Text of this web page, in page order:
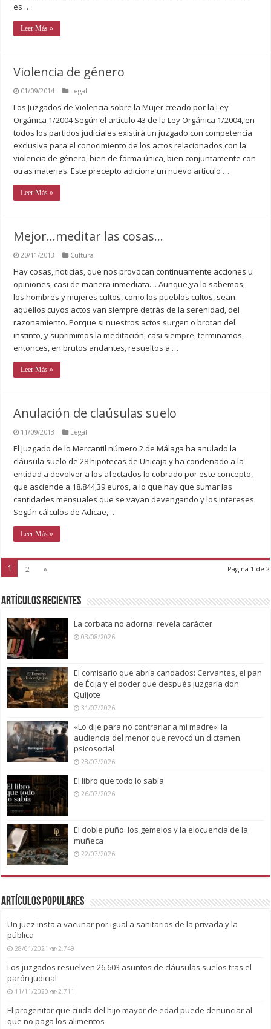
es …
Leer Más »
Violencia de género
01/09/2014 Legal
Los Juzgados de Violencia sobre la Mujer creado por la Ley
Orgánica 1/2004 Según el artículo 43 de la Ley Orgánica 1/2004, en
todos los partidos judiciales existirá un juzgado con competencia
exclusiva para el conocimiento de los actos relacionados con la
violencia de género, bien de forma única, bien conjuntamente con
otras materias. Este precepto adiciona un nuevo artículo …
Leer Más »
Mejor…meditar las cosas…
20/11/2013 Cultura
Hay cosas, noticias, que nos provocan continuamente acciones u
opiniones, casi de manera inmediata. .. Aunque,ya lo sabemos,
los hombres y mujeres cultos, como los pueblos cultos, sean
aquellos cuyos actos van siempre detrás de la serenidad, del
razonamiento. Porque si nuestros actos surgen o brotan del
instinto, y suprimimos la meditación, casi siempre, terminamos,
entonces, en brutos andantes, resueltos a …
Leer Más »
Anulación de claúsulas suelo
11/09/2013 Legal
El Juzgado de lo Mercantil número 2 de Málaga ha anulado la
cláusula suelo de 28 hipotecas de Unicaja y ha condenado a la
entidad a devolver a los afectados lo cobrado por este concepto,
que asciende a 18.844,39 euros, a lo que hay que sumar las
cantidades mensuales que se vayan devengando y los intereses.
Según cálculos de Adicae, …
Leer Más »
Página 1 de 2
1 2 »
Artículos recientes
La corbata no adorna: revela carácter
03/08/2026
El comisario que abría candados: Cervantes, el pan
de Écija y el poder que después juzgaría don
Quijote
31/07/2026
«Lo dije para no contrariar a mi madre»: la
audiencia del menor que revocó un dictamen
psicosocial
28/07/2026
El libro que todo lo sabía
26/07/2026
El doble puño: los gemelos y la elocuencia de la
muñeca
22/07/2026
Artículos Populares
Un juez insta a vacunar por igual a sanitarios de la privada y la
pública
28/01/2021 2,749
Los juzgados resuelven 26.603 asuntos de cláusulas suelos tras el
parón judicial
11/11/2020 2,711
El progenitor que cuida del hijo mayor de edad puede denunciar al
que no paga los alimentos